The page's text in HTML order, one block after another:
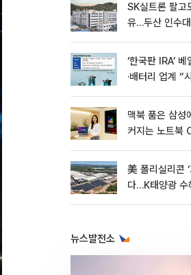
SK실트론 팔고
유…두산 인수
‘한국판 IRA’
·배터리 업계 “
맥북 품은 삼성
커지는 노트북
美 폴리실리콘
다…K태양광 수
뉴스발전소